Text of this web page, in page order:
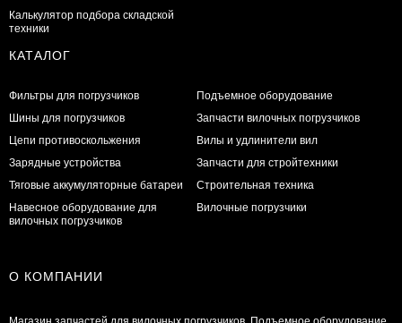
Калькулятор подбора складской
техники
КАТАЛОГ
Фильтры для погрузчиков
Шины для погрузчиков
Цепи противоскольжения
Зарядные устройства
Тяговые аккумуляторные батареи
Навесное оборудование для
вилочных погрузчиков
Подъемное оборудование
Запчасти вилочных погрузчиков
Вилы и удлинители вил
Запчасти для стройтехники
Строительная техника
Вилочные погрузчики
О КОМПАНИИ